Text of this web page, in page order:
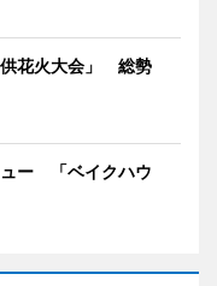
供花火大会」 総勢
ュー 「ベイクハウ